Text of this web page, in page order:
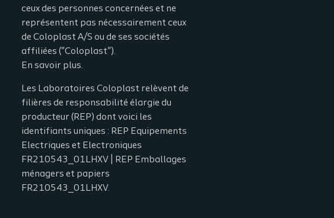
ceux des personnes concernées et ne
représentent pas nécessairement ceux
de Coloplast A/S ou de ses sociétés
affiliées ("Coloplast").
En savoir plus.
Les Laboratoires Coloplast relèvent de
filières de responsabilité élargie du
producteur (REP) dont voici les
identifiants uniques : REP Equipements
Electriques et Electroniques
FR210543_01LHXV | REP Emballages
ménagers et papiers
FR210543_01LHXV.